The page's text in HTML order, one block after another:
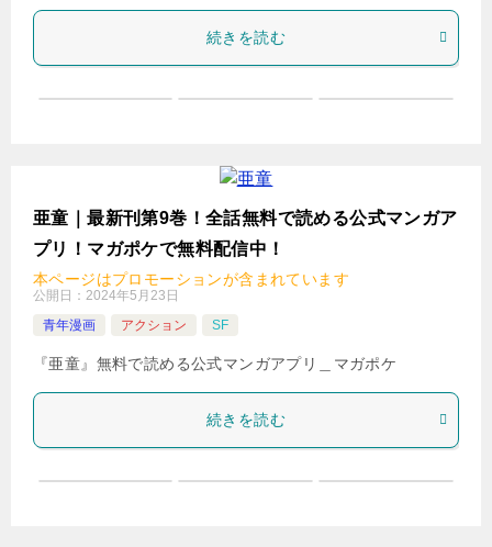
続きを読む
亜童｜最新刊第9巻！全話無料で読める公式マンガア
プリ！マガポケで無料配信中！
本ページはプロモーションが含まれています
公開日： 2024年5月23日
青年漫画
アクション SF
『亜童』無料で読める公式マンガアプリ＿マガポケ
続きを読む